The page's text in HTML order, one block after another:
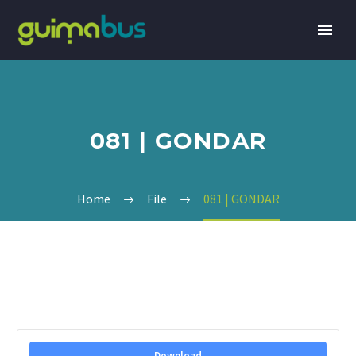
081 | GONDAR
Home File 081 | GONDAR